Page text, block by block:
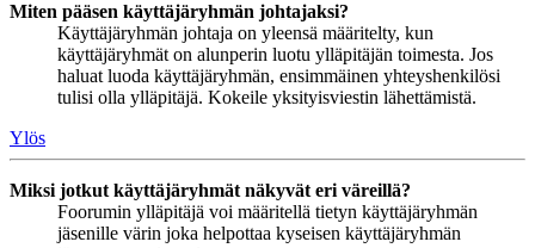
Miten pääsen käyttäjäryhmän johtajaksi?
Käyttäjäryhmän johtaja on yleensä määritelty, kun
käyttäjäryhmät on alunperin luotu ylläpitäjän toimesta. Jos
haluat luoda käyttäjäryhmän, ensimmäinen yhteyshenkilösi
tulisi olla ylläpitäjä. Kokeile yksityisviestin lähettämistä.
Ylös
Miksi jotkut käyttäjäryhmät näkyvät eri väreillä?
Foorumin ylläpitäjä voi määritellä tietyn käyttäjäryhmän
jäsenille värin joka helpottaa kyseisen käyttäjäryhmän